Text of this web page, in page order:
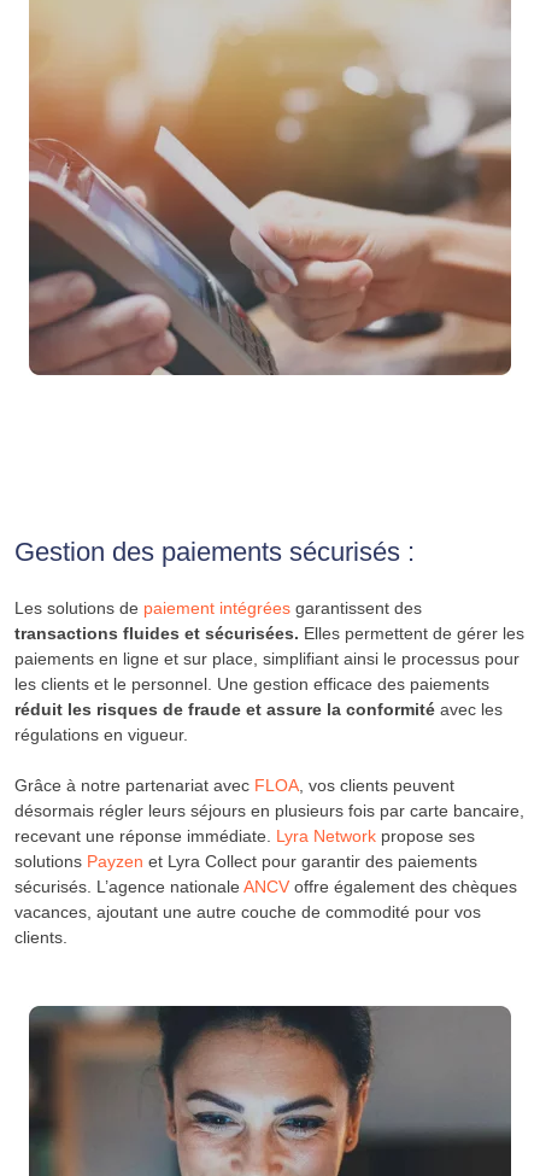
Gestion des paiements sécurisés :
Les solutions de paiement intégrées garantissent des
transactions fluides et sécurisées. Elles permettent de gérer les
paiements en ligne et sur place, simplifiant ainsi le processus pour
les clients et le personnel. Une gestion efficace des paiements
réduit les risques de fraude et assure la conformité avec les
régulations en vigueur.
Grâce à notre partenariat avec FLOA, vos clients peuvent
désormais régler leurs séjours en plusieurs fois par carte bancaire,
recevant une réponse immédiate. Lyra Network propose ses
solutions Payzen et Lyra Collect pour garantir des paiements
sécurisés. L’agence nationale ANCV offre également des chèques
vacances, ajoutant une autre couche de commodité pour vos
clients.